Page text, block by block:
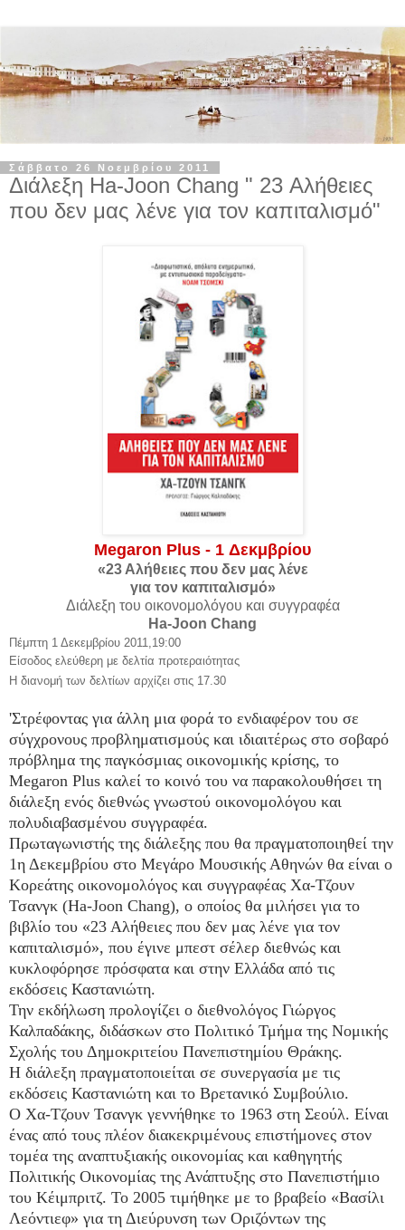
Σάββατο 26 Νοεμβρίου 2011
Διάλεξη Ha-Joon Chang " 23 Αλήθειες
που δεν μας λένε για τον καπιταλισμό"
Megaron Plus - 1 Δεκμβρίου
«23 Αλήθειες που δεν μας λένε
για τον καπιταλισμό»
Διάλεξη του οικονομολόγου και συγγραφέα
Ha-Joon Chang
Πέμπτη 1 Δεκεμβρίου 2011,19:00
Είσοδος ελεύθερη με δελτία προτεραιότητας
Η διανομή των δελτίων αρχίζει στις 17.30
'Στρέφοντας για άλλη μια φορά το ενδιαφέρον του σε
σύγχρονους προβληματισμούς και ιδιαιτέρως στο σοβαρό
πρόβλημα της παγκόσμιας οικονομικής κρίσης, το
Megaron Plus καλεί το κοινό του να παρακολουθήσει τη
διάλεξη ενός διεθνώς γνωστού οικονομολόγου και
πολυδιαβασμένου συγγραφέα.
Πρωταγωνιστής της διάλεξης που θα πραγματοποιηθεί την
1η Δεκεμβρίου στο Μεγάρο Μουσικής Αθηνών θα είναι ο
Κορεάτης οικονομολόγος και συγγραφέας Χα-Τζουν
Τσανγκ (Ha-Joon Chang), ο οποίος θα μιλήσει για το
βιβλίο του «23 Αλήθειες που δεν μας λένε για τον
καπιταλισμό», που έγινε μπεστ σέλερ διεθνώς και
κυκλοφόρησε πρόσφατα και στην Ελλάδα από τις
εκδόσεις Καστανιώτη.
Την εκδήλωση προλογίζει ο διεθνολόγος Γιώργος
Καλπαδάκης, διδάσκων στο Πολιτικό Τμήμα της Νομικής
Σχολής του Δημοκριτείου Πανεπιστημίου Θράκης.
Η διάλεξη πραγματοποιείται σε συνεργασία με τις
εκδόσεις Καστανιώτη και το Βρετανικό Συμβούλιο.
Ο Χα-Τζουν Τσανγκ γεννήθηκε το 1963 στη Σεούλ. Είναι
ένας από τους πλέον διακεκριμένους επιστήμονες στον
τομέα της αναπτυξιακής οικονομίας και καθηγητής
Πολιτικής Οικονομίας της Ανάπτυξης στο Πανεπιστήμιο
του Κέιμπριτζ. Το 2005 τιμήθηκε με το βραβείο «Βασίλι
Λεόντιεφ» για τη Διεύρυνση των Οριζόντων της